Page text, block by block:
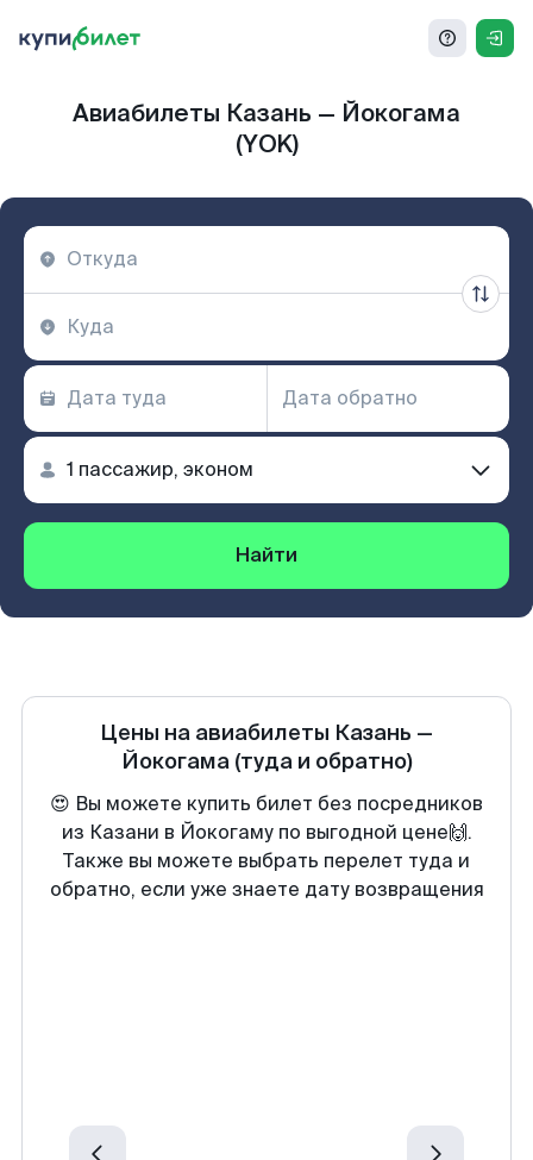
Авиабилеты Казань — Йокогама
(YOK)
Найти
Цены на авиабилеты Казань —
Йокогама (туда и обратно)
😍 Вы можете купить билет без посредников
из Казани в Йокогаму по выгодной цене🙌.
Также вы можете выбрать перелет туда и
обратно, если уже знаете дату возвращения